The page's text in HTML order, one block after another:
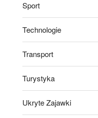
Sport
Technologie
Transport
Turystyka
Ukryte Zajawki